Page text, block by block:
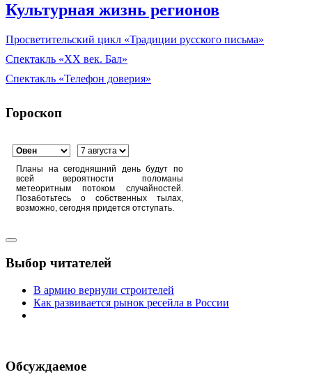
Культурная жизнь регионов
Просветительский цикл «Традиции русского письма»
Спектакль «XX век. Бал»
Спектакль «Телефон доверия»
Гороскоп
Планы на сегодняшний день будут по
всей вероятности поломаны
метеоритным потоком случайностей.
Позаботьтесь о собственных тылах,
возможно, сегодня придется отступать.
Выбор читателей
В армию вернули строителей
Как развивается рынок ресейла в России
Обсуждаемое